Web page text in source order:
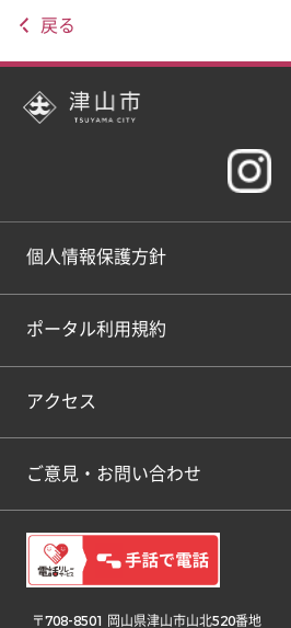
戻る
個人情報保護方針
ポータル利用規約
アクセス
ご意見・お問い合わせ